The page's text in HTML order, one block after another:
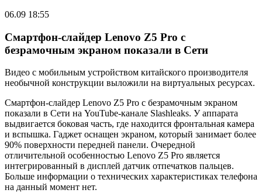
06.09 18:55
Смартфон-слайдер Lenovo Z5 Pro с
безрамочным экраном показали в Сети
Видео с мобильным устройством китайского производителя
необычной конструкции выложили на виртуальных ресурсах.
Смартфон-слайдер Lenovo Z5 Pro с безрамочным экраном
показали в Сети на YouTube-канале Slashleaks. У аппарата
выдвигается боковая часть, где находится фронтальная камера
и вспышка. Гаджет оснащен экраном, который занимает более
90% поверхности передней панели. Очередной
отличительной особенностью Lenovo Z5 Pro является
интегрированный в дисплей датчик отпечатков пальцев.
Больше информации о технических характеристиках телефона
на данный момент нет.